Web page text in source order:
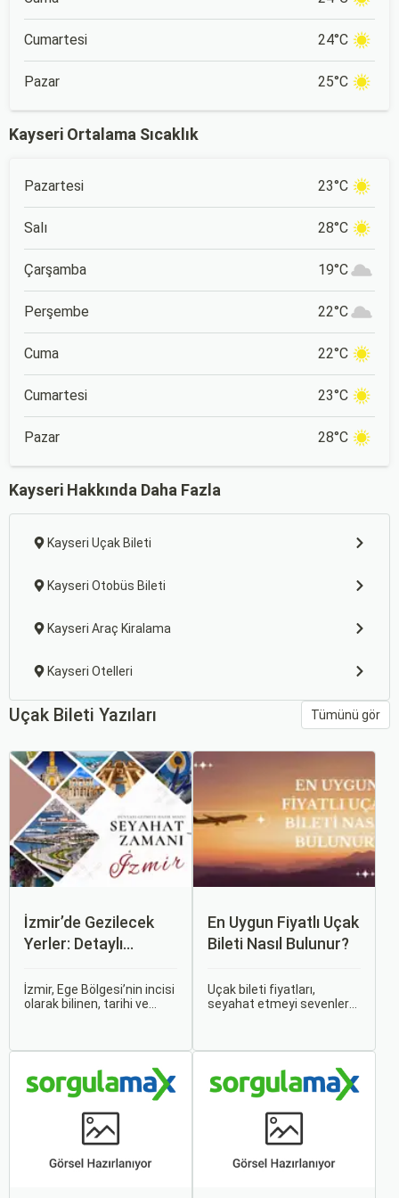
Cumartesi 24°C
Pazar 25°C
Kayseri Ortalama Sıcaklık
Pazartesi 23°C
Salı 28°C
Çarşamba 19°C
Perşembe 22°C
Cuma 22°C
Cumartesi 23°C
Pazar 28°C
Kayseri Hakkında Daha Fazla
Kayseri Uçak Bileti
Kayseri Otobüs Bileti
Kayseri Araç Kiralama
Kayseri Otelleri
Uçak Bileti Yazıları Tümünü gör
İzmir’de Gezilecek
Yerler: Detaylı
İzmir, Ege Bölgesi’nin incisi
olarak bilinen, tarihi ve
büyük üçüncü şehri olan
İzmir, farklı dönemlere ait
tarihi eserleri, eşsiz plajları
ve renkli gece hayatı ile
ziyaretçilerine unutulmaz
deneyimler sunmaktadır.
En Uygun Fiyatlı Uçak
Bileti Nasıl Bulunur?
Uçak bileti fiyatları,
seyahat etmeyi sevenler
uçak bileti bulmak
mümkündür.